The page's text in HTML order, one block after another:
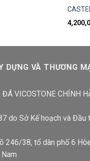
DỰNG VÀ THƯƠNG
VICOSTONE CHÍNH
do Sở Kế hoạch và Đầu
246/38, tổ dân phố 6